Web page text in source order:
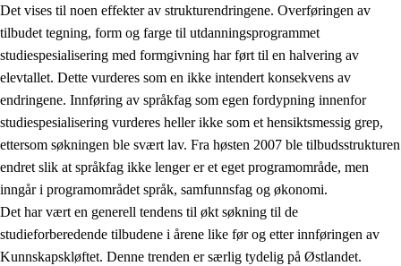
Det vises til noen effekter av strukturendringene. Overføringen av
tilbudet tegning, form og farge til utdanningsprogrammet
studiespesialisering med formgivning har ført til en halvering av
elevtallet. Dette vurderes som en ikke intendert konsekvens av
endringene. Innføring av språkfag som egen fordypning innenfor
studiespesialisering vurderes heller ikke som et hensiktsmessig grep,
ettersom søkningen ble svært lav. Fra høsten 2007 ble tilbudsstrukturen
endret slik at språkfag ikke lenger er et eget programområde, men
inngår i programområdet språk, samfunnsfag og økonomi.
Det har vært en generell tendens til økt søkning til de
studieforberedende tilbudene i årene like før og etter innføringen av
Kunnskapskløftet. Denne trenden er særlig tydelig på Østlandet.